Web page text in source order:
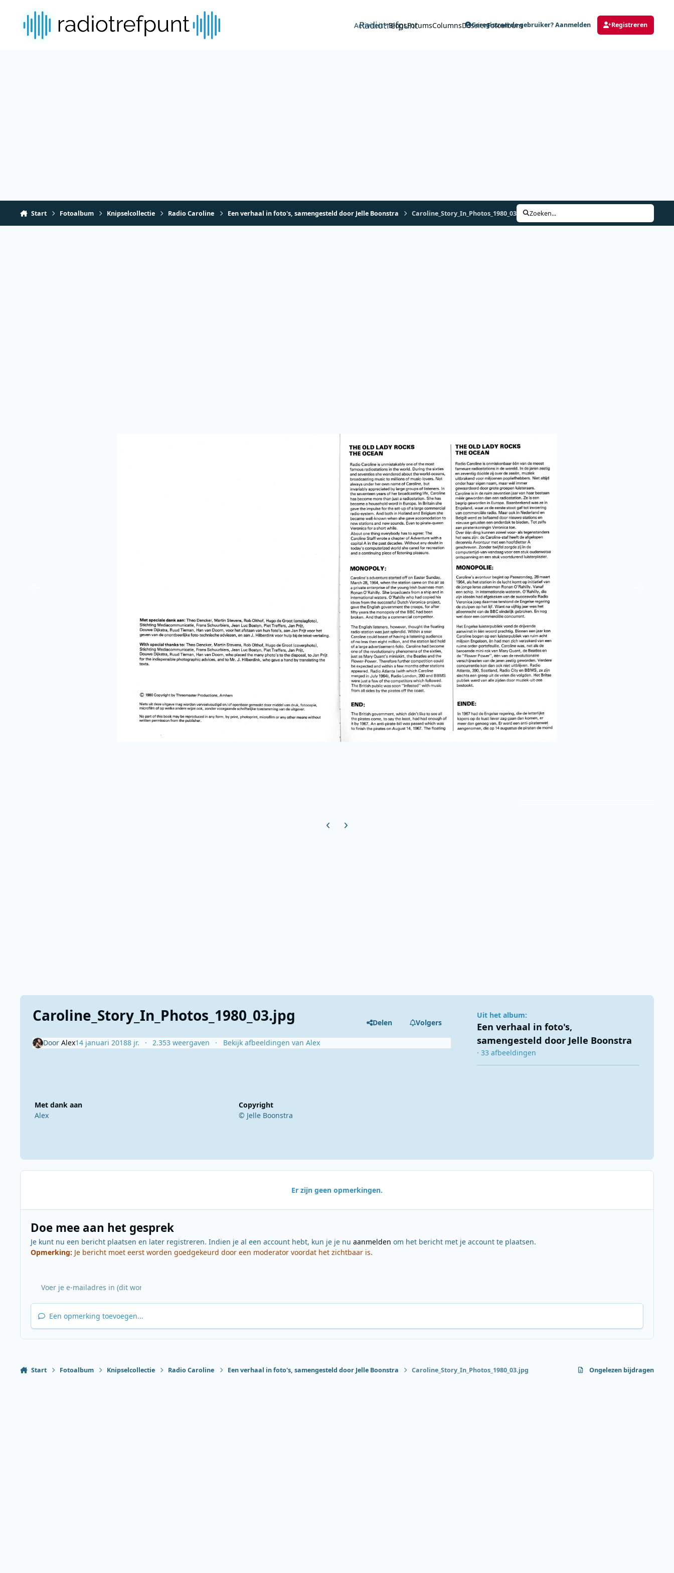
Radiotrefpunt
Activiteit BlogsForumsColumnsDossierFotoalbum
Geregistreerde gebruiker? Aanmelden Registreren
Start Fotoalbum Knipselcollectie Radio Caroline Een verhaal in foto's, samengesteld door Jelle Boonstra Caroline_Story_In_Photos_1980_03.jpgZoeken...
Previous carousel slide
Next carousel slide
Caroline_Story_In_Photos_1980_03.jpg Delen Volgers
Door Alex14 januari 20188 jr. 2.353 weergaven Bekijk afbeeldingen van Alex
Met dank aan
Alex
Copyright
© Jelle Boonstra
Uit het album:
Een verhaal in foto's,
samengesteld door Jelle Boonstra
· 33 afbeeldingen
Er zijn geen opmerkingen.
Doe mee aan het gesprek
Je kunt nu een bericht plaatsen en later registreren. Indien je al een account hebt, kun je je nu aanmelden om het bericht met je account te plaatsen.
Opmerking: Je bericht moet eerst worden goedgekeurd door een moderator voordat het zichtbaar is.
Een opmerking toevoegen...
Start Fotoalbum Knipselcollectie Radio Caroline Een verhaal in foto's, samengesteld door Jelle Boonstra Caroline_Story_In_Photos_1980_03.jpg Ongelezen bijdragen